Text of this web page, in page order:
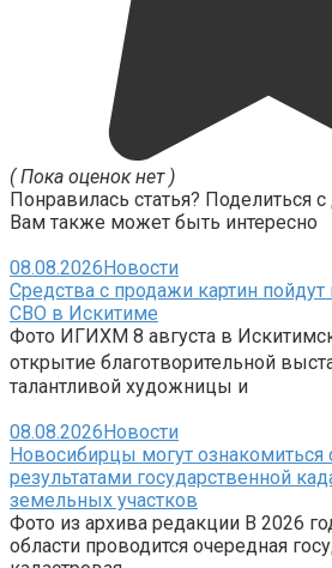
( Пока оценок нет )
Понравилась статья? Поделиться
Вам также может быть интересно
08.08.2026Новости
Средства с продажи картин
СВО в Искитиме
Фото ИГИХМ 8 августа в
открытие благотворительной
талантливой художницы и
08.08.2026Новости
Новосибирцы могут
результатами государственной
земельных участков
Фото из архива редакции В 2026
области проводится очередная